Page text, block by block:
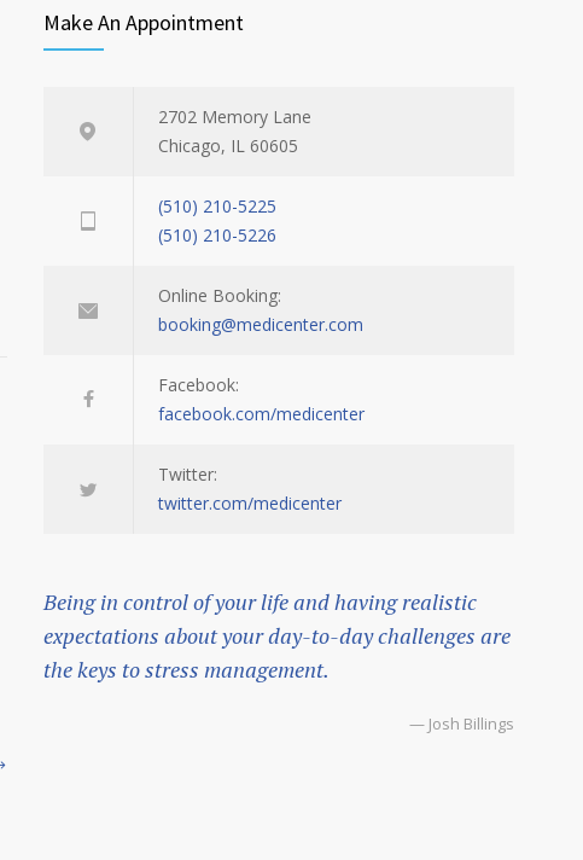
Make An Appointment
2702 Memory Lane
Chicago, IL 60605
(510) 210-5225
(510) 210-5226
Online Booking:
booking@medicenter.com
Facebook:
facebook.com/medicenter
Twitter:
twitter.com/medicenter
Being in control of your life and having realistic
expectations about your day-to-day challenges are
the keys to stress management.
— Josh Billings